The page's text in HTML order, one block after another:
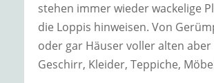
stehen immer wieder wackelige
die Loppis hinweisen. Von
oder gar Häuser voller alten
Geschirr, Kleider, Teppiche,